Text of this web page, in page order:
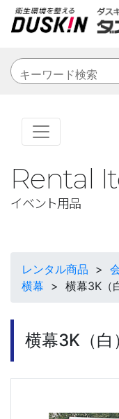
Rental
イベント用品
レンタル商品 >
横幕 > 横幕3K（
横幕3K（白